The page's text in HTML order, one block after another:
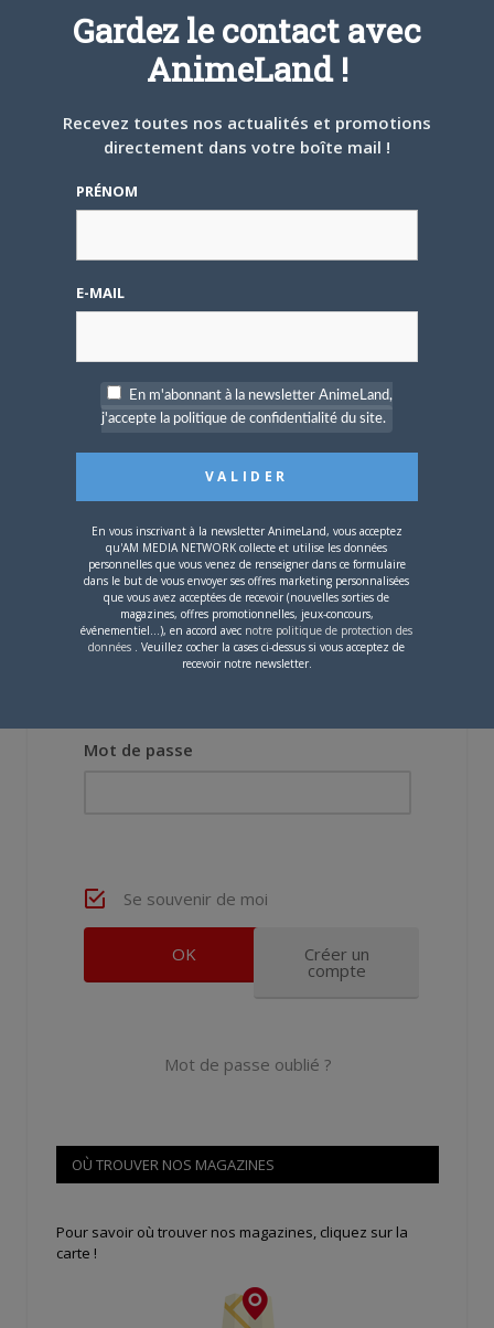
4 AOÛT 2026 0
Une nouvelle série TV
[Entretien] Mokochan : «
demandé de suivre au
mieux le manga
originel.»
vous connecter pour laisser un
Nom d'utilisateur ou adresse e-mail
Mot de passe
Se souvenir de moi
Créer un
compte
Mot de passe oublié ?
OÙ TROUVER NOS MAGAZINES
Pour savoir où trouver nos magazines, cliquez sur la
carte !
Gardez le contact avec
AnimeLand !
Recevez toutes nos actualités et promotions
directement dans votre boîte mail !
PRÉNOM
E-MAIL
En m'abonnant à la newsletter AnimeLand,
j'accepte la politique de confidentialité du site.
En vous inscrivant à la newsletter AnimeLand, vous acceptez
qu'AM MEDIA NETWORK collecte et utilise les données
personnelles que vous venez de renseigner dans ce formulaire
dans le but de vous envoyer ses offres marketing personnalisées
que vous avez acceptées de recevoir (nouvelles sorties de
magazines, offres promotionnelles, jeux-concours,
événementiel...), en accord avec notre politique de protection des
données . Veuillez cocher la cases ci-dessus si vous acceptez de
recevoir notre newsletter.